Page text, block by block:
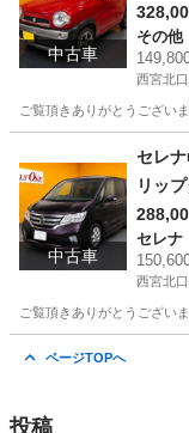
中古車
その他
西宮北
ご覧頂きありがとうござい
西宮
中古車
セレ
リッ
セレナ
西宮北
ご覧頂きありがとうござい
ページTOPへ
投稿